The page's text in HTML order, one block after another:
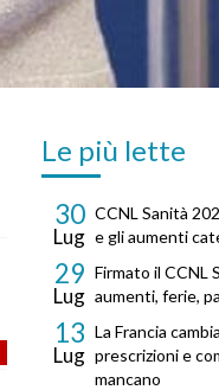
Le più lette
30
Lug
CCNL Sanità
e gli aumenti
29
Lug
Firmato il CCNL
aumenti, ferie,
13
Lug
La Francia
prescrizioni e
mancano